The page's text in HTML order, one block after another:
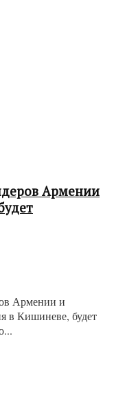
Армении
Армении и
в Кишиневе, будет